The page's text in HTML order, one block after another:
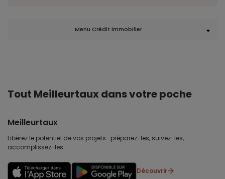
Menu Crédit immobilier
Tout Meilleurtaux dans votre poche
Meilleurtaux
Libérez le potentiel de vos projets : préparez-les, suivez-les,
accomplissez-les.
Découvrir